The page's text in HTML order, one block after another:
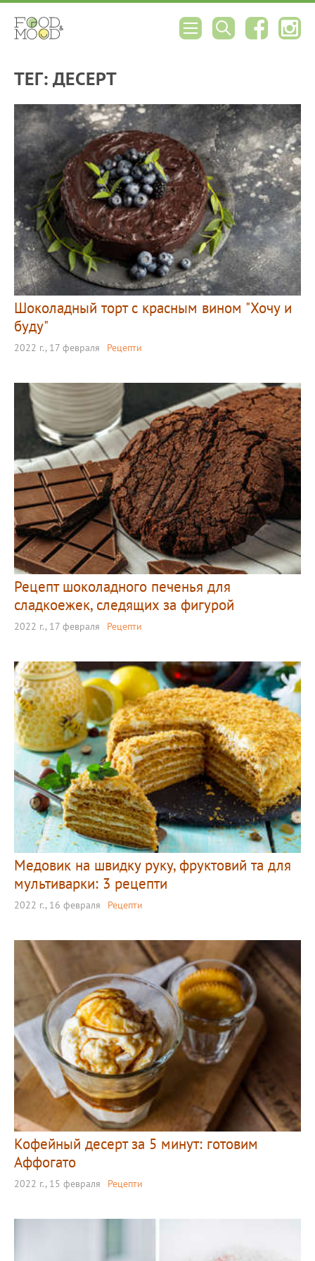
ТЕГ: ДЕСЕРТ
Шоколадный торт с красным вином "Хочу и
буду"
2022 г., 17 февраля Рецепти
Рецепт шоколадного печенья для
сладкоежек, следящих за фигурой
2022 г., 17 февраля Рецепти
Медовик на швидку руку, фруктовий та для
мультиварки: 3 рецепти
2022 г., 16 февраля Рецепти
Кофейный десерт за 5 минут: готовим
Аффогато
2022 г., 15 февраля Рецепти